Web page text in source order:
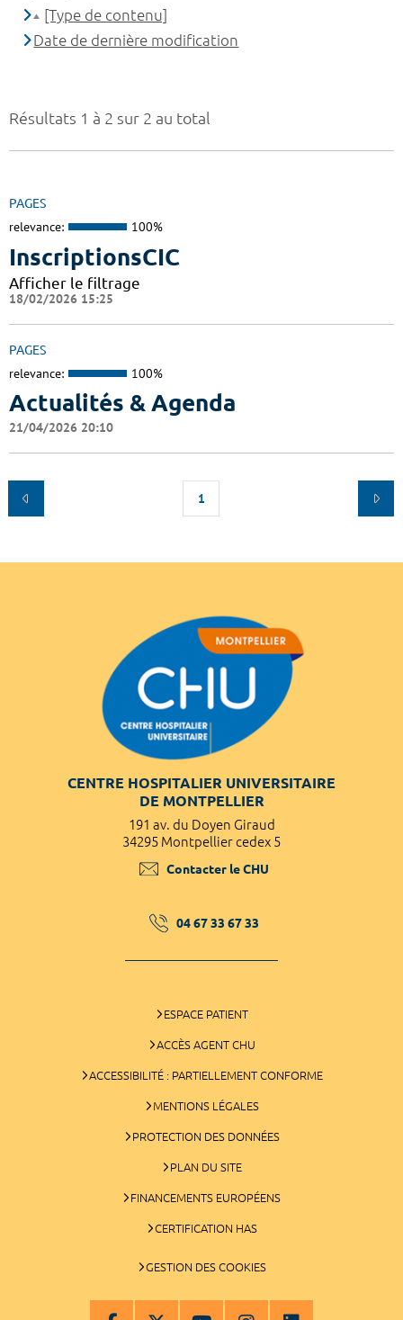
Résultats 1 à 2 sur 2 au total
PAGES
relevance: 100%
InscriptionsCIC
Afficher le filtrage
18/02/2026 15:25
PAGES
relevance: 100%
Actualités & Agenda
21/04/2026 20:10
1
[Type de contenu]
Date de dernière modification
CENTRE HOSPITALIER UNIVERSITAIRE
DE MONTPELLIER
191 av. du Doyen Giraud
34295 Montpellier cedex 5
Contacter le CHU
04 67 33 67 33
ESPACE PATIENT
ACCÈS AGENT CHU
ACCESSIBILITÉ : PARTIELLEMENT CONFORME
MENTIONS LÉGALES
PROTECTION DES DONNÉES
PLAN DU SITE
FINANCEMENTS EUROPÉENS
CERTIFICATION HAS
GESTION DES COOKIES